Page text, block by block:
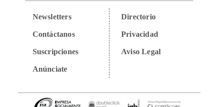
Newsletters
Contáctanos
Suscripciones
Anúnciate
Directorio
Privacidad
Aviso Legal